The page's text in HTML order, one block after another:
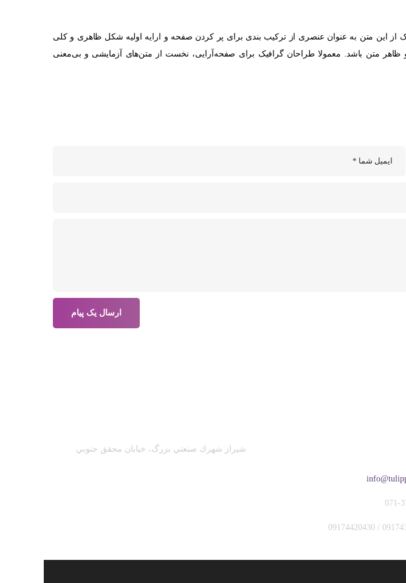
این متن به عنوان عنصری از ترکیب بندی برای پر کردن صفحه و ارایه اولیه شکل ظاهری و کلی
متن باشد. معمولا طراحان گرافیک برای صفحه‌آرایی، نخست از متن‌های آزمایشی و بی‌معنی
071-
09174372095
شيراز شهرك صنعتي بزرگ، خیابان محقق جنوبي